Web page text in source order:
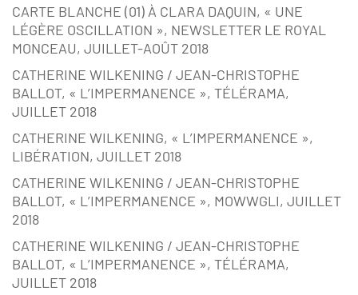
CARTE BLANCHE (01) À CLARA DAQUIN, « UNE
LÉGÈRE OSCILLATION », NEWSLETTER LE ROYAL
MONCEAU, JUILLET-AOÛT 2018
CATHERINE WILKENING / JEAN-CHRISTOPHE
BALLOT, « L’IMPERMANENCE », TÉLÉRAMA,
JUILLET 2018
CATHERINE WILKENING, « L’IMPERMANENCE »,
LIBÉRATION, JUILLET 2018
CATHERINE WILKENING / JEAN-CHRISTOPHE
BALLOT, « L’IMPERMANENCE », MOWWGLI, JUILLET
2018
CATHERINE WILKENING / JEAN-CHRISTOPHE
BALLOT, « L’IMPERMANENCE », TÉLÉRAMA,
JUILLET 2018